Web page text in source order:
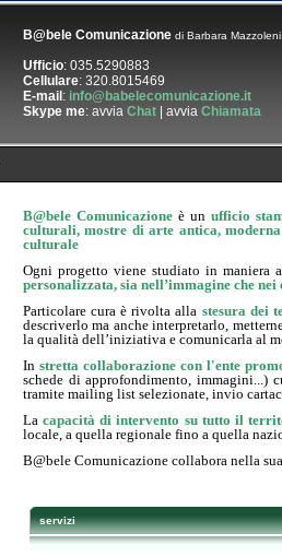
B@bele Comunicazione di Barbara Mazzoleni
Ufficio: 035.5290883
Cellulare: 320.8015469
E-mail : info@babelecomunicazione.it
Skype me: avvia Chat | avvia Chiamata
B@bele Comunicazioneè un ufficio
culturali, mostre di arte antica,
culturale
Ogni progetto viene studiato in maniera
personalizzata, sia nell’immagine che nei
Particolare cura è rivolta alla stesura dei
descriverlo ma anche interpretarlo,
la qualità dell’iniziativa e comunicarla al
In stretta collaborazione con l'ente
schede di approfondimento, immagini...)
tramite mailing list selezionate, invio
Lacapacità di intervento su tutto il
locale, a quella regionale fino a quella
B@bele Comunicazione collabora nella
servizi